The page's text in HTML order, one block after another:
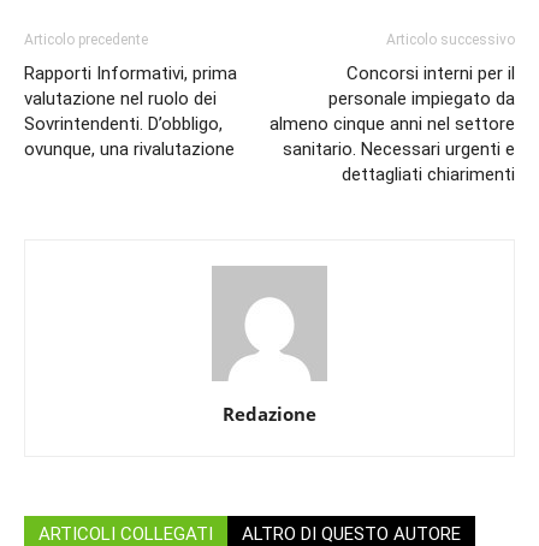
Articolo precedente
Rapporti Informativi, prima
valutazione nel ruolo dei
Sovrintendenti. D’obbligo,
ovunque, una rivalutazione
Articolo successivo
Concorsi interni per il
personale impiegato da
almeno cinque anni nel settore
sanitario. Necessari urgenti e
dettagliati chiarimenti
Redazione
ARTICOLI COLLEGATI ALTRO DI QUESTO AUTORE